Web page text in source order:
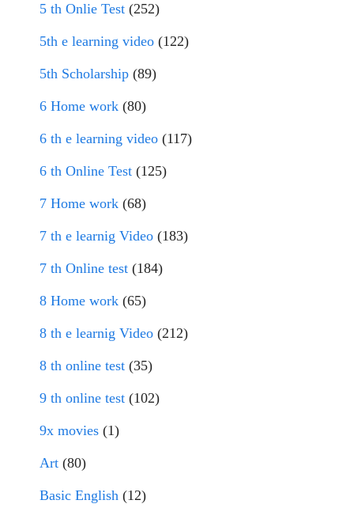
5 th Onlie Test (252)
5th e learning video (122)
5th Scholarship (89)
6 Home work (80)
6 th e learning video (117)
6 th Online Test (125)
7 Home work (68)
7 th e learnig Video (183)
7 th Online test (184)
8 Home work (65)
8 th e learnig Video (212)
8 th online test (35)
9 th online test (102)
9x movies (1)
Art (80)
Basic English (12)